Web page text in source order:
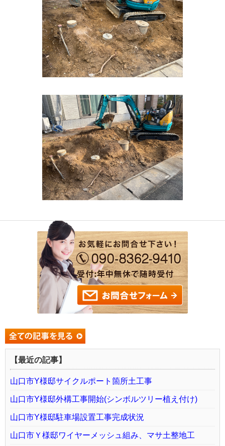
【最近の記事】
山口市Y様邸サイクルポート箇所土工事
山口市Y様邸外構工事開始(シンボルツリー植え付け)
山口市Y様邸駐車場設置工事完成状況
山口市Ｙ様邸ワイヤーメッシュ組み、マサ土整地工